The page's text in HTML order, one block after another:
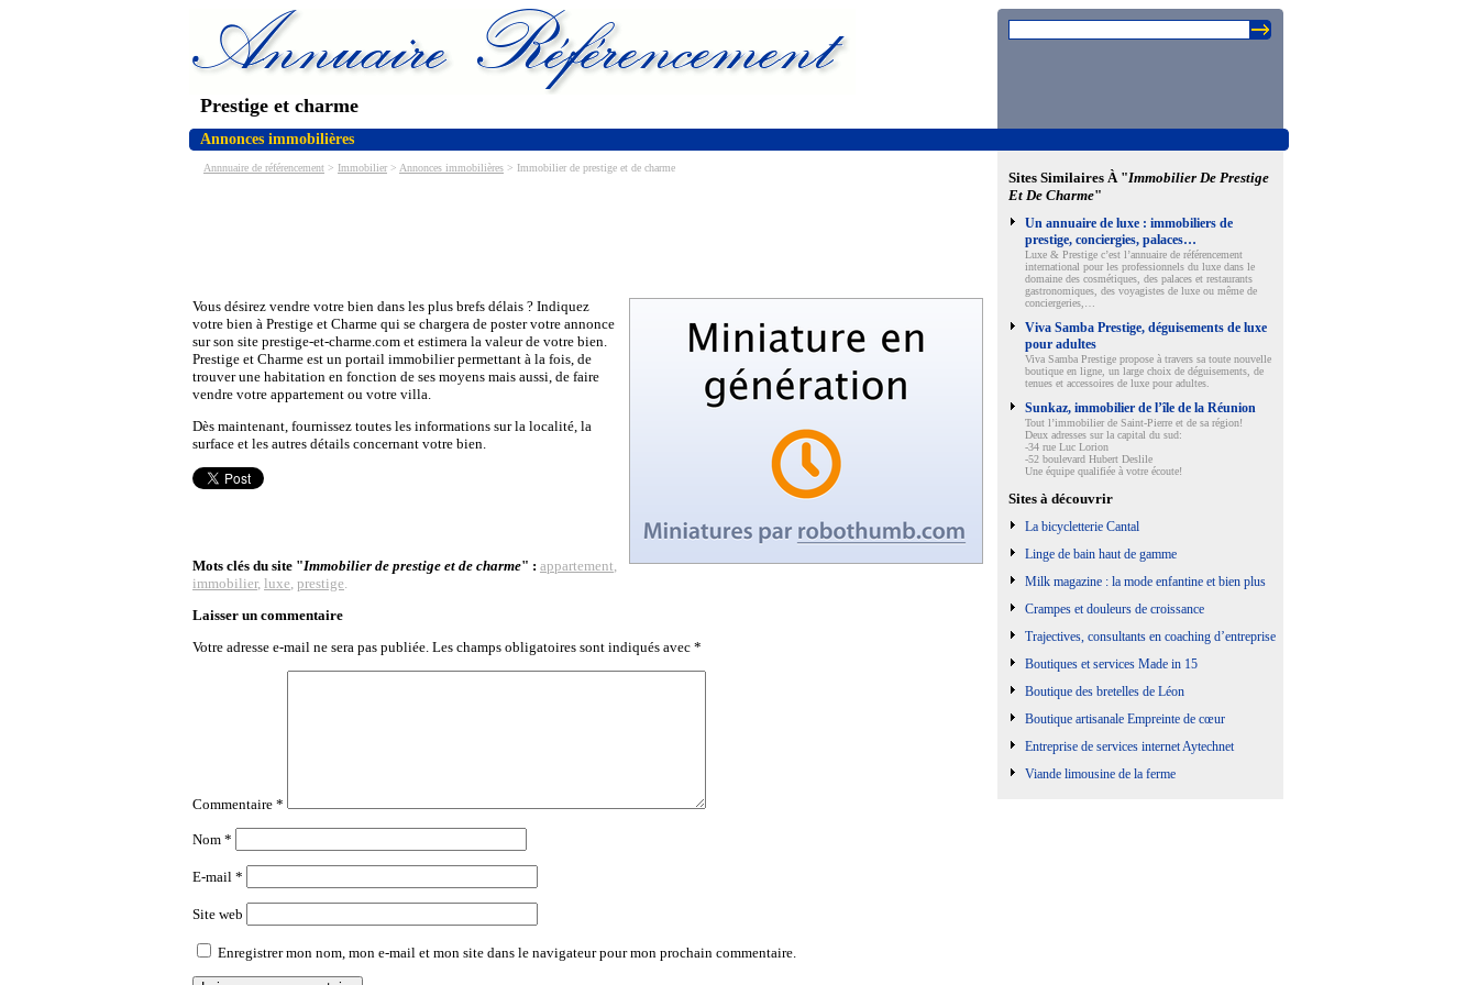
Prestige et charme
Annonces immobilières
Annnuaire de référencement > Immobilier > Annonces immobilières > Immobilier de prestige et de charme
Vous désirez vendre votre bien dans les plus brefs délais ? Indiquez
votre bien à Prestige et Charme qui se chargera de poster votre annonce
sur son site prestige-et-charme.com et estimera la valeur de votre bien.
Prestige et Charme est un portail immobilier permettant à la fois, de
trouver une habitation en fonction de ses moyens mais aussi, de faire
vendre votre appartement ou votre villa.
Dès maintenant, fournissez toutes les informations sur la localité, la
surface et les autres détails concernant votre bien.
Mots clés du site "Immobilier de prestige et de charme" : appartement,
immobilier, luxe, prestige.
Laisser un commentaire
Votre adresse e-mail ne sera pas publiée. Les champs obligatoires sont indiqués avec *
Commentaire *
Nom *
E-mail *
Site web
Enregistrer mon nom, mon e-mail et mon site dans le navigateur pour mon prochain commentaire.
Sites Similaires À "Immobilier De Prestige
Et De Charme"
Un annuaire de luxe : immobiliers de
prestige, conciergies, palaces…
Luxe & Prestige c’est l’annuaire de référencement
international pour les professionnels du luxe dans le
domaine des cosmétiques, des palaces et restaurants
gastronomiques, des voyagistes de luxe ou même de
conciergeries,…
Viva Samba Prestige, déguisements de luxe
pour adultes
Viva Samba Prestige propose à travers sa toute nouvelle
boutique en ligne, un large choix de déguisements, de
tenues et accessoires de luxe pour adultes.
Sunkaz, immobilier de l’île de la Réunion
Tout l’immobilier de Saint-Pierre et de sa région!
Deux adresses sur la capital du sud:
-34 rue Luc Lorion
-52 boulevard Hubert Deslile
Une équipe qualifiée à votre écoute!
Sites à découvrir
La bicycletterie Cantal
Linge de bain haut de gamme
Milk magazine : la mode enfantine et bien plus
Crampes et douleurs de croissance
Trajectives, consultants en coaching d’entreprise
Boutiques et services Made in 15
Boutique des bretelles de Léon
Boutique artisanale Empreinte de cœur
Entreprise de services internet Aytechnet
Viande limousine de la ferme